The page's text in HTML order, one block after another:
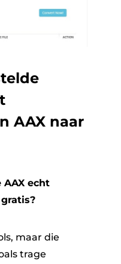
AAX naar
AAX echt
maar die
trage